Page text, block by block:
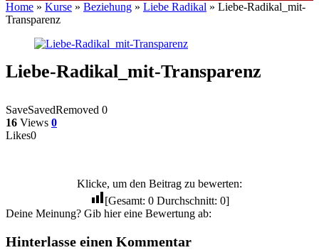
Home » Kurse » Beziehung » Liebe Radikal » Liebe-Radikal_mit-
Transparenz
Liebe-Radikal_mit-Transparenz
SaveSavedRemoved 0
16 Views 0
Likes0
Klicke, um den Beitrag zu bewerten:
[Gesamt: 0Durchschnitt: 0]
Deine Meinung? Gib hier eine Bewertung ab:
Hinterlasse einen Kommentar